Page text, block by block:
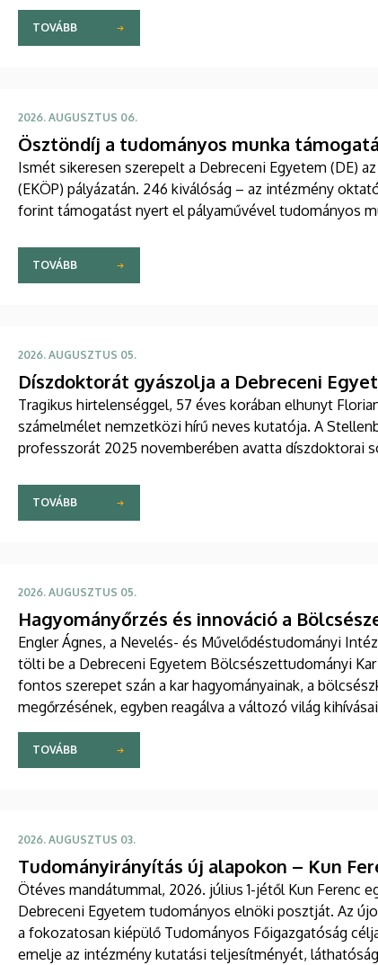
TOVÁBB
2026. AUGUSZTUS 06.
Ösztöndíj a tudományos munka
Ismét sikeresen szerepelt a Debreceni Egyetem (DE)
(EKÖP) pályázatán. 246 kiválóság – az intézmény
forint támogatást nyert el pályaművével tudományos
TOVÁBB
2026. AUGUSZTUS 05.
Díszdoktorát gyászolja a Debreceni
Tragikus hirtelenséggel, 57 éves korában elhunyt
számelmélet nemzetközi hírű neves kutatója. A
professzorát 2025 novemberében avatta díszdoktorai
TOVÁBB
2026. AUGUSZTUS 05.
Hagyományőrzés és innováció a
Engler Ágnes, a Nevelés- és Művelődéstudományi
tölti be a Debreceni Egyetem Bölcsészettudományi
fontos szerepet szán a kar hagyományainak, a
megőrzésének, egyben reagálva a változó világ
élet és a nemzetközi kapcsolatok terén.
TOVÁBB
2026. AUGUSZTUS 03.
Tudományirányítás új alapokon – Kun
Ötéves mandátummal, 2026. július 1-jétől Kun Ferenc
Debreceni Egyetem tudományos elnöki posztját. Az
a fokozatosan kiépülő Tudományos Főigazgatóság
emelje az intézmény kutatási teljesítményét,